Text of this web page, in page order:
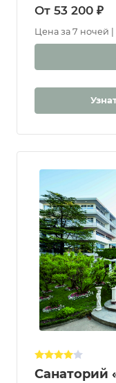
От 53 200 ₽
Цена за 7 ночей |
Санаторий